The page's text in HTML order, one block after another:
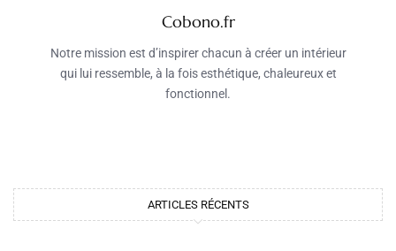
Cobono.fr
Notre mission est d’inspirer chacun à créer un intérieur
qui lui ressemble, à la fois esthétique, chaleureux et
fonctionnel.
ARTICLES RÉCENTS